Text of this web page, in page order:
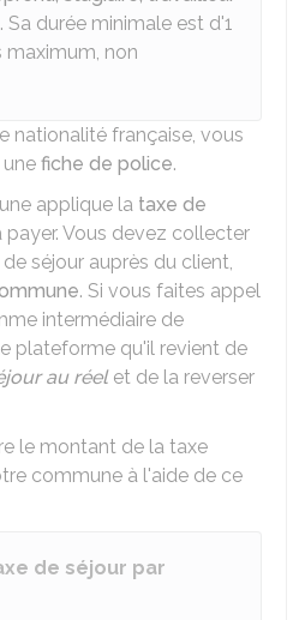
. Sa durée minimale est d'1
maximum, non
nationalité française, vous
fiche de police.
applique la taxe de
payer. Vous devez collecter
séjour auprès du client,
. Si vous faites appel
intermédiaire de
plateforme qu'il revient de
au réelet de la reverser
le montant de la taxe
commune à l'aide de ce
de séjour par